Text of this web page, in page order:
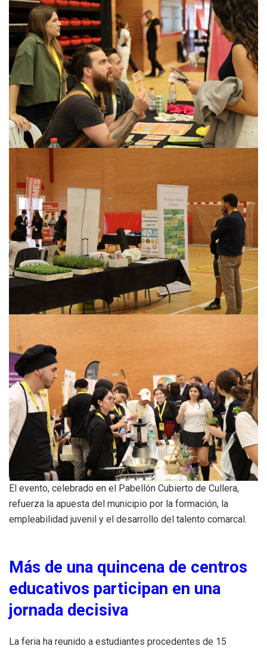
El evento, celebrado en el Pabellón Cubierto de Cullera,
refuerza la apuesta del municipio por la formación, la
empleabilidad juvenil y el desarrollo del talento comarcal.
Más de una quincena de centros
educativos participan en una
jornada decisiva
La feria ha reunido a estudiantes procedentes de 15